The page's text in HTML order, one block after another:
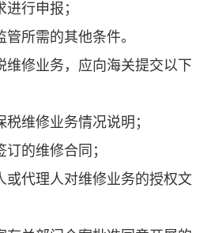
行申报；
管所需的其他条件。
维修业务，应向海关提交以下
税维修业务情况说明；
订的维修合同；
或代理人对维修业务的授权文